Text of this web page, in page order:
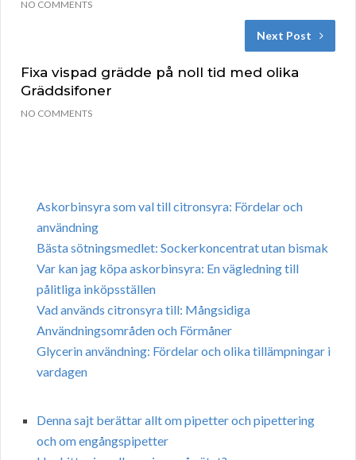
NO COMMENTS
Next Post
Fixa vispad grädde på noll tid med olika
Gräddsifoner
NO COMMENTS
Askorbinsyra som val till citronsyra: Fördelar och
användning
Bästa sötningsmedlet: Sockerkoncentrat utan bismak
Var kan jag köpa askorbinsyra: En vägledning till
pålitliga inköpsställen
Vad används citronsyra till: Mångsidiga
Användningsområden och Förmåner
Glycerin användning: Fördelar och olika tillämpningar i
vardagen
Denna sajt berättar allt om pipetter och pipettering
och om engångspipetter